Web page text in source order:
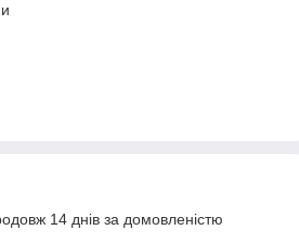
14 днів за домовленістю